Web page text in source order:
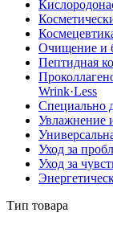
Очищение и
Пептидная
Wrink·Less
Специально
Увлажнение
Уход за
Уход за
Тип товара